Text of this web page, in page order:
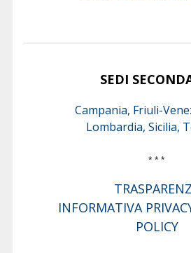
SEDI
Campania, Friuli-
Lombardia, Sicilia,
* * *
INFORMATIVA
POLICY